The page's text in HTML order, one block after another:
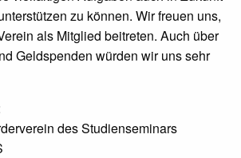
zu können. Wir freuen uns,
als Mitglied beitreten. Auch über
Geldspenden würden wir uns sehr
des Studienseminars